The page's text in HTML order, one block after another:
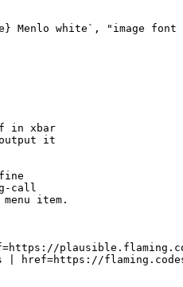
that tells
w/
just the string
Menlo white`, "image font
in xbar
call
item.